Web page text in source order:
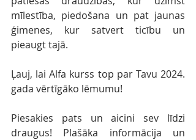
mīlestība, piedošana un pat jaunas
ģimenes, kur satvert ticību un
pieaugt tajā.
Ļauj, lai Alfa kurss top par Tavu 2024.
gada vērtīgāko lēmumu!
Piesakies pats un aicini sev līdzi
draugus! Plašāka informācija un